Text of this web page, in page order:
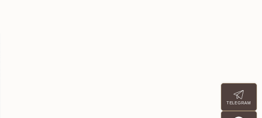
TELEGRAM